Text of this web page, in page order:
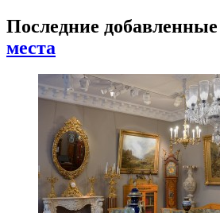
Последние добавленные
места